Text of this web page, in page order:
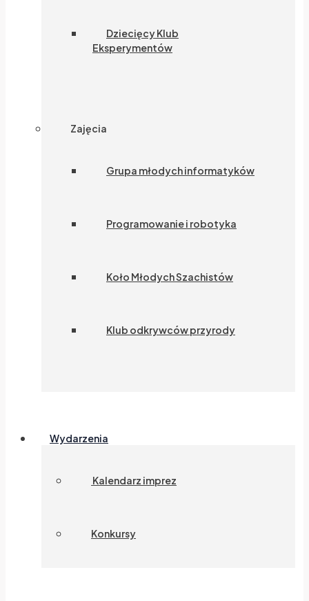
Dziecięcy Klub
Eksperymentów
Zajęcia
Grupa młodych informatyków
Programowanie i robotyka
Koło Młodych Szachistów
Klub odkrywców przyrody
Wydarzenia
Kalendarz imprez
Konkursy